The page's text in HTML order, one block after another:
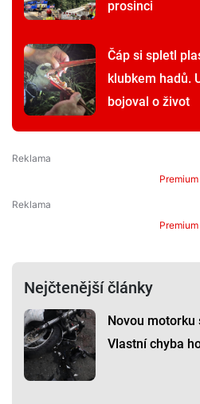
prosinci
Čáp si spletl
klubkem hadů.
bojoval o život
Premium
Premium
Nejčtenější články
Novou motorku
Vlastní chyba